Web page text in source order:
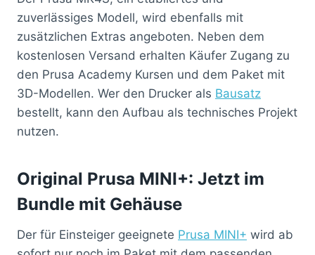
zuverlässiges Modell, wird ebenfalls mit
zusätzlichen Extras angeboten. Neben dem
kostenlosen Versand erhalten Käufer Zugang zu
den Prusa Academy Kursen und dem Paket mit
3D-Modellen. Wer den Drucker als Bausatz
bestellt, kann den Aufbau als technisches Projekt
nutzen.
Original Prusa MINI+: Jetzt im
Bundle mit Gehäuse
Der für Einsteiger geeignete Prusa MINI+ wird ab